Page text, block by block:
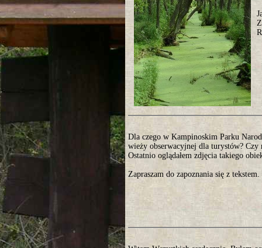
Dla czego w Kampinoskim Parku
wieży obserwacyjnej dla turystów? Czy
Ostatnio oglądałem zdjęcia takiego
Zapraszam do zapoznania się z tekstem.